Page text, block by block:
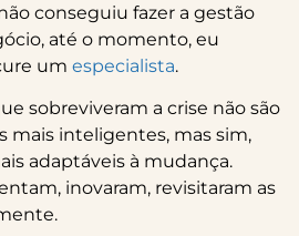
conseguiu fazer a gestão
até o momento, eu
um especialista.
a crise não são
mais inteligentes, mas sim,
adaptáveis à mudança.
inovaram, revisitaram as